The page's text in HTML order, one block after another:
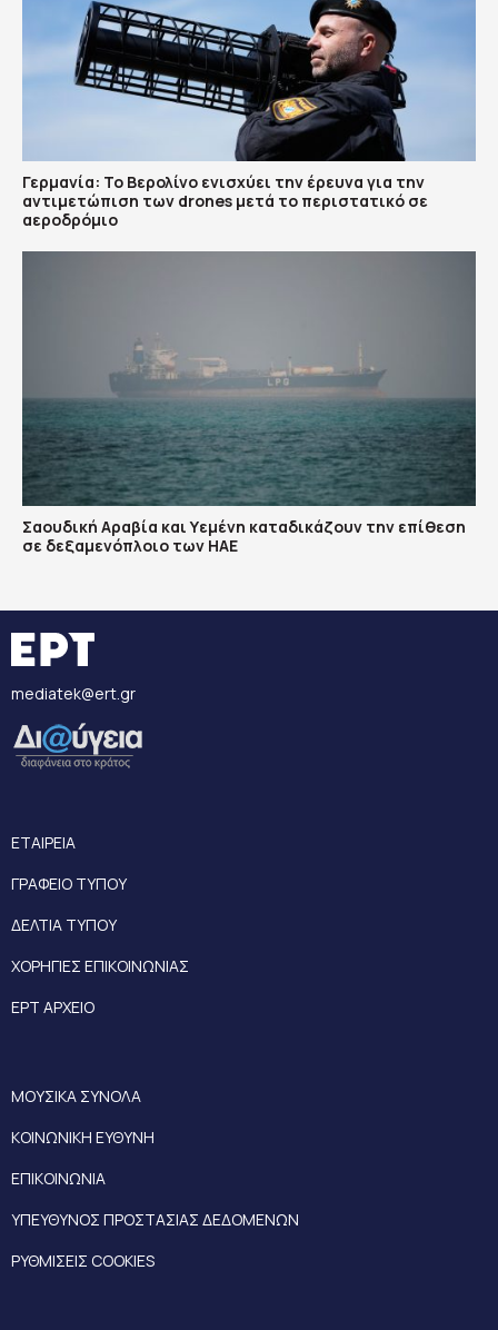
Γερμανία: Το Βερολίνο ενισχύει την έρευνα για την
αντιμετώπιση των drones μετά το περιστατικό σε
αεροδρόμιο
Σαουδική Αραβία και Υεμένη καταδικάζουν την επίθεση
σε δεξαμενόπλοιο των ΗΑΕ
mediatek@ert.gr
ΕΤΑΙΡΕΙΑ
ΓΡΑΦΕΙΟ ΤΥΠΟΥ
ΔΕΛΤΙΑ ΤΥΠΟΥ
ΧΟΡΗΓΙΕΣ ΕΠΙΚΟΙΝΩΝΙΑΣ
ΕΡΤ ΑΡΧΕΙΟ
ΜΟΥΣΙΚΑ ΣΥΝΟΛΑ
ΚΟΙΝΩΝΙΚΗ ΕΥΘΥΝΗ
ΕΠΙΚΟΙΝΩΝΙΑ
ΥΠΕΥΘΥΝΟΣ ΠΡΟΣΤΑΣΙΑΣ ΔΕΔΟΜΕΝΩΝ
ΡΥΘΜΙΣΕΙΣ COOKIES